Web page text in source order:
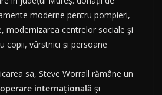
moderne pentru pompieri,
modernizarea centrelor sociale și
copii, vârstnici și persoane
sa, Steve Worrall rămâne un
internațională și